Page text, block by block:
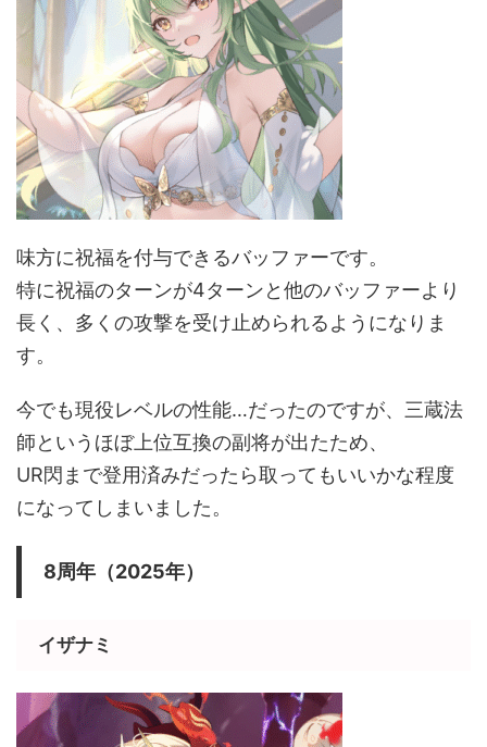
味方に祝福を付与できるバッファーです。
特に祝福のターンが4ターンと他のバッファーより
長く、多くの攻撃を受け止められるようになりま
す。
今でも現役レベルの性能…だったのですが、三蔵法
師というほぼ上位互換の副将が出たため、
UR閃まで登用済みだったら取ってもいいかな程度
になってしまいました。
8周年（2025年）
イザナミ